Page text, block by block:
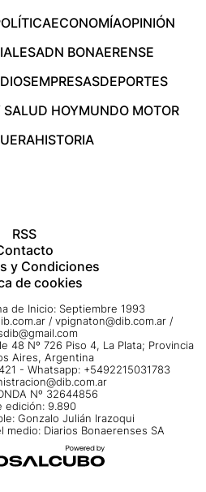
ECONOMÍAOPINIÓN
ADN BONAERENSE
EMPRESASDEPORTES
SALUD HOYMUNDO MOTOR
HISTORIA
RSS
y Condiciones
de cookies
de Inicio: Septiembre 1993
/ vpignaton@dib.com.ar /
48 Nº 726 Piso 4, La Plata; Provincia
Aires, Argentina
- Whatsapp: +5492215031783
Nº 32644856
edición: 9.890
Gonzalo Julián Irazoqui
medio: Diarios Bonaerenses SA